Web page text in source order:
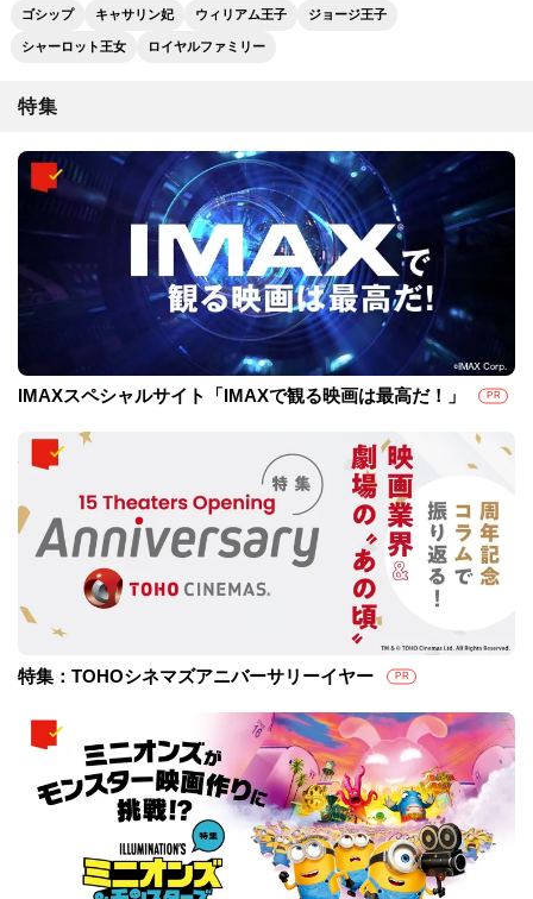
ゴシップ キャサリン妃 ウィリアム王子 ジョージ王子
シャーロット王女 ロイヤルファミリー
特集
IMAXスペシャルサイト「IMAXで観る映画は最高だ！」 PR
特集：TOHOシネマズアニバーサリーイヤー PR